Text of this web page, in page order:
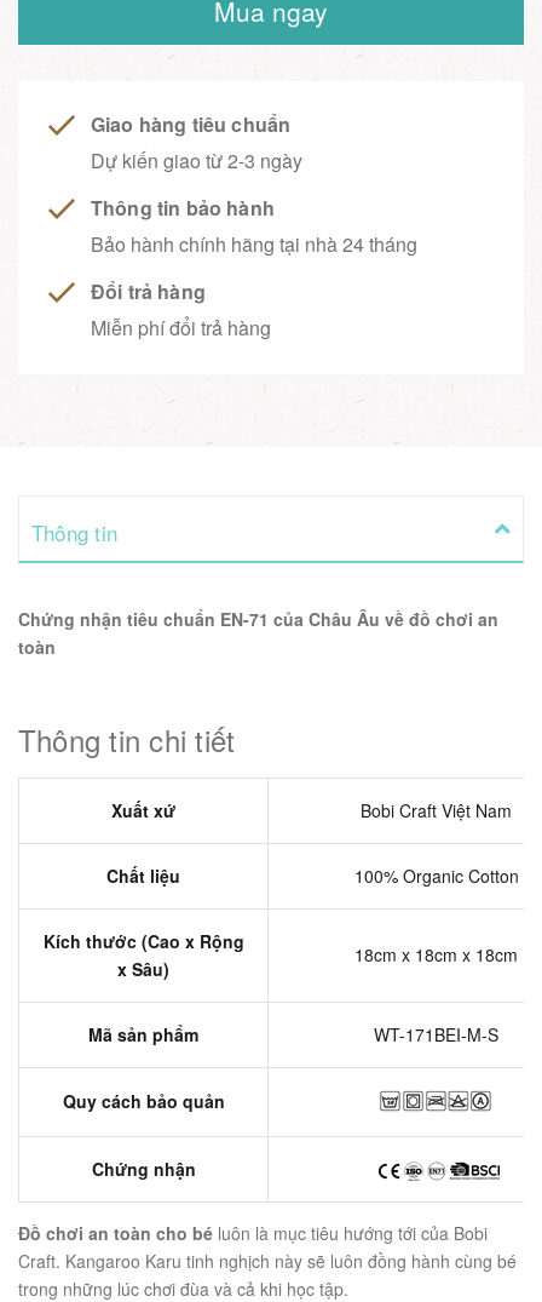
Mua ngay
Giao hàng tiêu chuẩn
Dự kiến giao từ 2-3 ngày
Thông tin bảo hành
Bảo hành chính hãng tại nhà 24 tháng
Đổi trả hàng
Miễn phí đổi trả hàng
Thông tin
Chứng nhận tiêu chuẩn EN-71 của Châu Âu về đồ chơi an
toàn
Thông tin chi tiết
Xuất xứ Bobi Craft Việt Nam
Chất liệu 100% Organic Cotton
Kích thước (Cao x Rộng
x Sâu)
18cm x 18cm x 18cm
Mã sản phẩm WT-171BEI-M-S
Quy cách bảo quản
Chứng nhận
Đồ chơi an toàn cho bé luôn là mục tiêu hướng tới của Bobi
Craft. Kangaroo Karu tinh nghịch này sẽ luôn đồng hành cùng bé
trong những lúc chơi đùa và cả khi học tập.